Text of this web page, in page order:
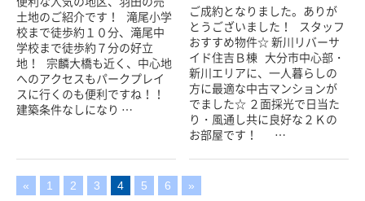
土地のご紹介です！ 滝尾小学
校まで徒歩約１０分、滝尾中
学校まで徒歩約７分の好立
地！ 宗麟大橋も近く、中心地
へのアクセスもパークプレイ
スに行くのも便利ですね！！
建築条件なしになり …
ご成約となりました。ありが
とうございました！ スタッフ
おすすめ物件☆ 新川リバーサ
イド住吉Ｂ棟 大分市中心部・
新川エリアに、一人暮らしの
方に最適な中古マンションが
でました☆ ２面採光で日当た
り・風通し共に良好な２Ｋの
お部屋です！ …
« 1 2 3 4 5 6 »